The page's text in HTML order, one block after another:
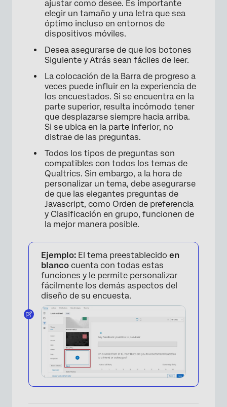
×
×
ajustar como desee. Es importante
elegir un tamaño y una letra que sea
óptimo incluso en entornos de
dispositivos móviles.
Desea asegurarse de que los botones
Siguiente y Atrás sean fáciles de leer.
La colocación de la Barra de progreso a
veces puede influir en la experiencia de
los encuestados. Si se encuentra en la
parte superior, resulta incómodo tener
que desplazarse siempre hacia arriba.
Si se ubica en la parte inferior, no
distrae de las preguntas.
Todos los tipos de preguntas son
compatibles con todos los temas de
Qualtrics. Sin embargo, a la hora de
personalizar un tema, debe asegurarse
de que las elegantes preguntas de
Javascript, como Orden de preferencia
y Clasificación en grupo, funcionen de
la mejor manera posible.
Ejemplo: El tema preestablecido en
blanco cuenta con todas estas
funciones y le permite personalizar
fácilmente los demás aspectos del
diseño de su encuesta.